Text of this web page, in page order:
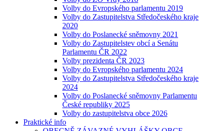
Volby do Evropského parlamentu 2019
Volby do Zastupitelstva Středočeského kraje
2020
Volby do Poslanecké sněmovny 2021
Volby do Zastupitelstev obcí a Senátu
Parlamentu ČR 2022
Volby prezidenta ČR 2023
Volby do Evropského parlamentu 2024
Volby do Zastupitelstva Středočeského kraje
2024
Volby do Poslanecké sněmovny Parlamentu
České republiky 2025
Volby do zastupitelstva obce 2026
Praktické info